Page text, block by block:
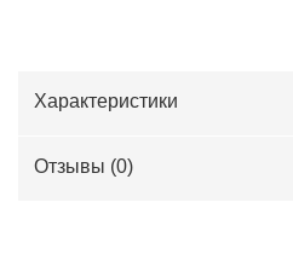
Характеристики
Отзывы (0)